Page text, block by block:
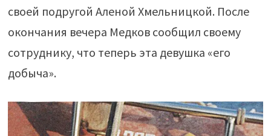
своей подругой Аленой Хмельницкой. После
окончания вечера Медков сообщил своему
сотруднику, что теперь эта девушка «его
добыча».